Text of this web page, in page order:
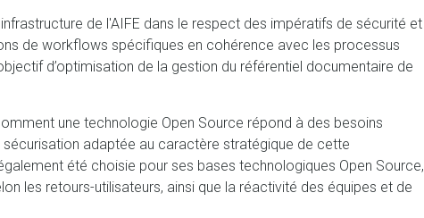
de l'AIFE dans le respect des impératifs de sécurité et
de workflows spécifiques en cohérence avec les processus
d’optimisation de la gestion du référentiel documentaire de
une technologie Open Source répond à des besoins
adaptée au caractère stratégique de cette
été choisie pour ses bases technologiques Open Source,
les retours-utilisateurs, ainsi que la réactivité des équipes et de